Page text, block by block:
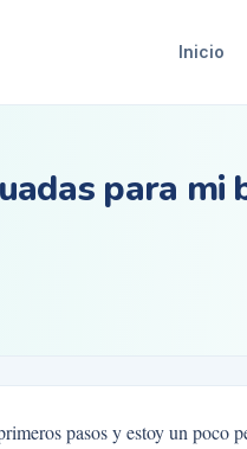
Inicio
para mi
pasos y estoy un poco